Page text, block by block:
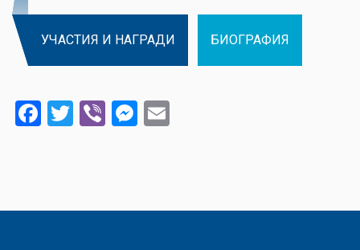
УЧАСТИЯ И НАГРАДИ БИОГРАФИЯ
Facebook
Twitter
ViberMessenger